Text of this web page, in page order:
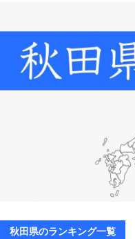
秋田県のランキング一覧